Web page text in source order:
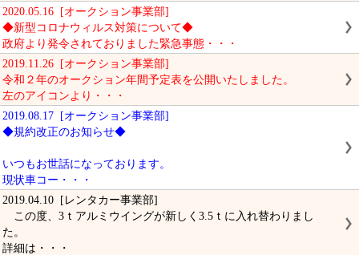
2020.05.16 [オークション事業部]
◆新型コロナウィルス対策について◆
政府より発令されておりました緊急事態・・・
2019.11.26 [オークション事業部]
令和２年のオークション年間予定表を公開いたしました。
左のアイコンより・・・
2019.08.17 [オークション事業部]
◆規約改正のお知らせ◆
いつもお世話になっております。
現状車コー・・・
2019.04.10 [レンタカー事業部]
この度、3ｔアルミウイングが新しく3.5ｔに入れ替わりまし
た。
詳細は・・・